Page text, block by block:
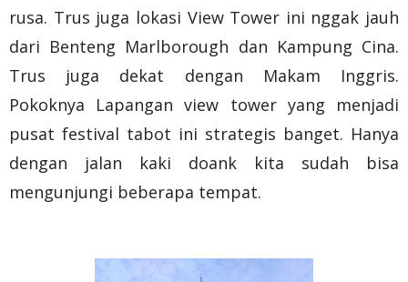
rusa. Trus juga lokasi View Tower ini nggak jauh
dari Benteng Marlborough dan Kampung Cina.
Trus juga dekat dengan Makam Inggris.
Pokoknya Lapangan view tower yang menjadi
pusat festival tabot ini strategis banget. Hanya
dengan jalan kaki doank kita sudah bisa
mengunjungi beberapa tempat.